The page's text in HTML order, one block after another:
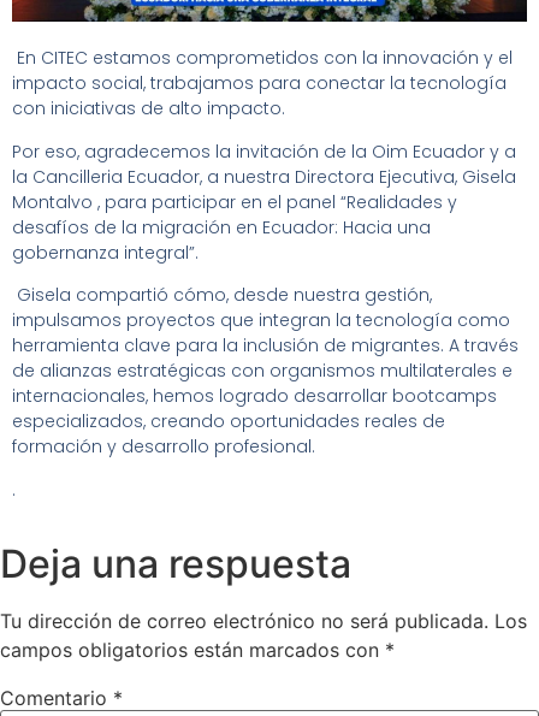
En CITEC estamos comprometidos con la innovación y el
impacto social, trabajamos para conectar la tecnología
con iniciativas de alto impacto.
Por eso, agradecemos la invitación de la Oim Ecuador y a
la Cancilleria Ecuador, a nuestra Directora Ejecutiva, Gisela
Montalvo , para participar en el panel “Realidades y
desafíos de la migración en Ecuador: Hacia una
gobernanza integral”.
Gisela compartió cómo, desde nuestra gestión,
impulsamos proyectos que integran la tecnología como
herramienta clave para la inclusión de migrantes. A través
de alianzas estratégicas con organismos multilaterales e
internacionales, hemos logrado desarrollar bootcamps
especializados, creando oportunidades reales de
formación y desarrollo profesional.
.
Deja una respuesta
Tu dirección de correo electrónico no será publicada. Los
campos obligatorios están marcados con *
Comentario *